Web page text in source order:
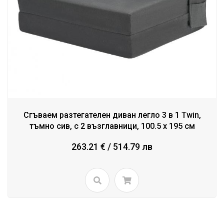
Сгъваем разтегателен диван легло 3 в 1 Twin,
тъмно сив, с 2 възглавници, 100.5 x 195 см
263.21 € / 514.79 лв